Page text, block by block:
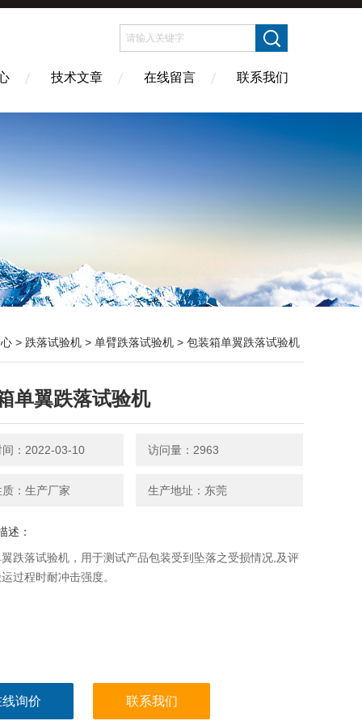
技术文章 在线留言 联系我们
> 跌落试验机 > 单臂跌落试验机 > 包装箱单翼跌落试验机
单翼跌落试验机
间：2022-03-10 访问量：2963
：生产厂家 生产地址：东莞
述：
跌落试验机，用于测试产品包装受到坠落之受损情况,及评
过程时耐冲击强度。
询价 联系我们